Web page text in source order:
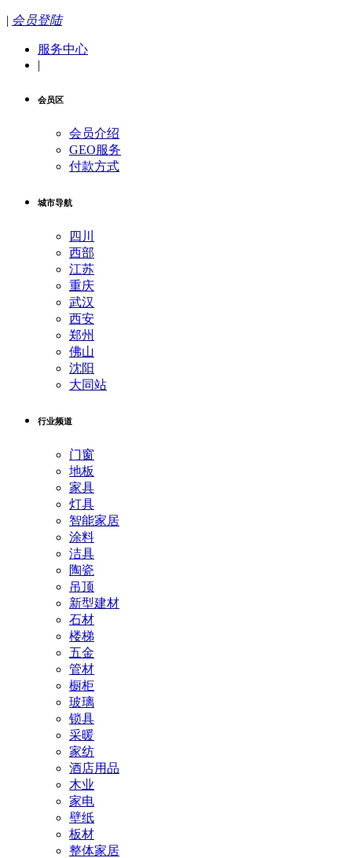
| 会员登陆
服务中心
|
会员区
会员介绍
GEO服务
付款方式
城市导航
四川
西部
江苏
重庆
武汉
西安
郑州
佛山
沈阳
大同站
行业频道
门窗
地板
家具
灯具
智能家居
涂料
洁具
陶瓷
吊顶
新型建材
石材
楼梯
五金
管材
橱柜
玻璃
锁具
采暖
家纺
酒店用品
木业
家电
壁纸
板材
整体家居